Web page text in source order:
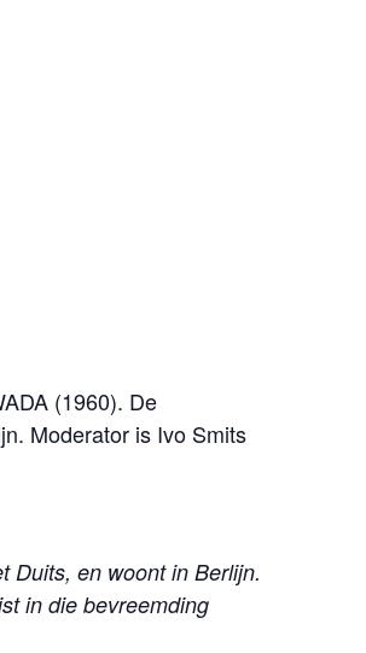
(1960). De
Moderator is Ivo Smits
Duits, en woont in Berlijn.
in die bevreemding